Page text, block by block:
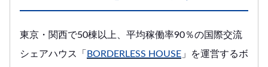
東京・関西で50棟以上、平均稼働率90％の国際交流
シェアハウス「 BORDERLESS HOUSE 」を運営するボ